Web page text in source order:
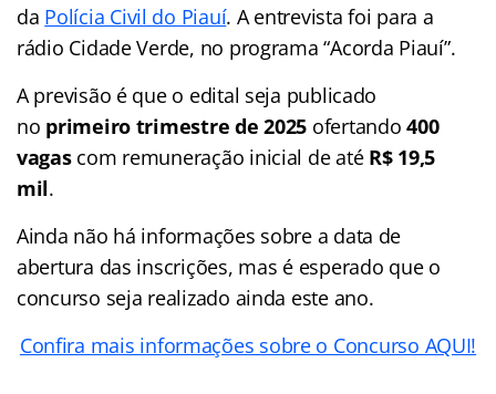
da Polícia Civil do Piauí. A entrevista foi para a
rádio Cidade Verde, no programa “Acorda Piauí”.
A previsão é que o edital seja publicado
no primeiro trimestre de 2025 ofertando400
vagascom remuneração inicial de até R$ 19,5
mil.
Ainda não há informações sobre a data de
abertura das inscrições, mas é esperado que o
concurso seja realizado ainda este ano.
Confira mais informações sobre o Concurso AQUI!